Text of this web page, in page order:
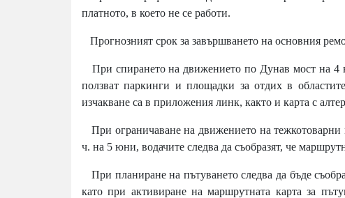
платното, в което не се работи.
Прогнозният срок за завършването на основния
При спирането на движението по Дунав мост на 4
ползват паркинги и площадки за отдих в
изчакване са в приложения линк, както и карта с
При ограничаване на движението на
ч. на 5 юни, водачите следва да съобразят, че
При планиране на пътуването следва да бъде
като при активиране на маршрутната карта за